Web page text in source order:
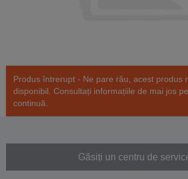
Produs întrerupt - Ne pare rău, acest produs
disponibil. Consultați informațiile de mai jos
continuă.
Găsiți un centru de